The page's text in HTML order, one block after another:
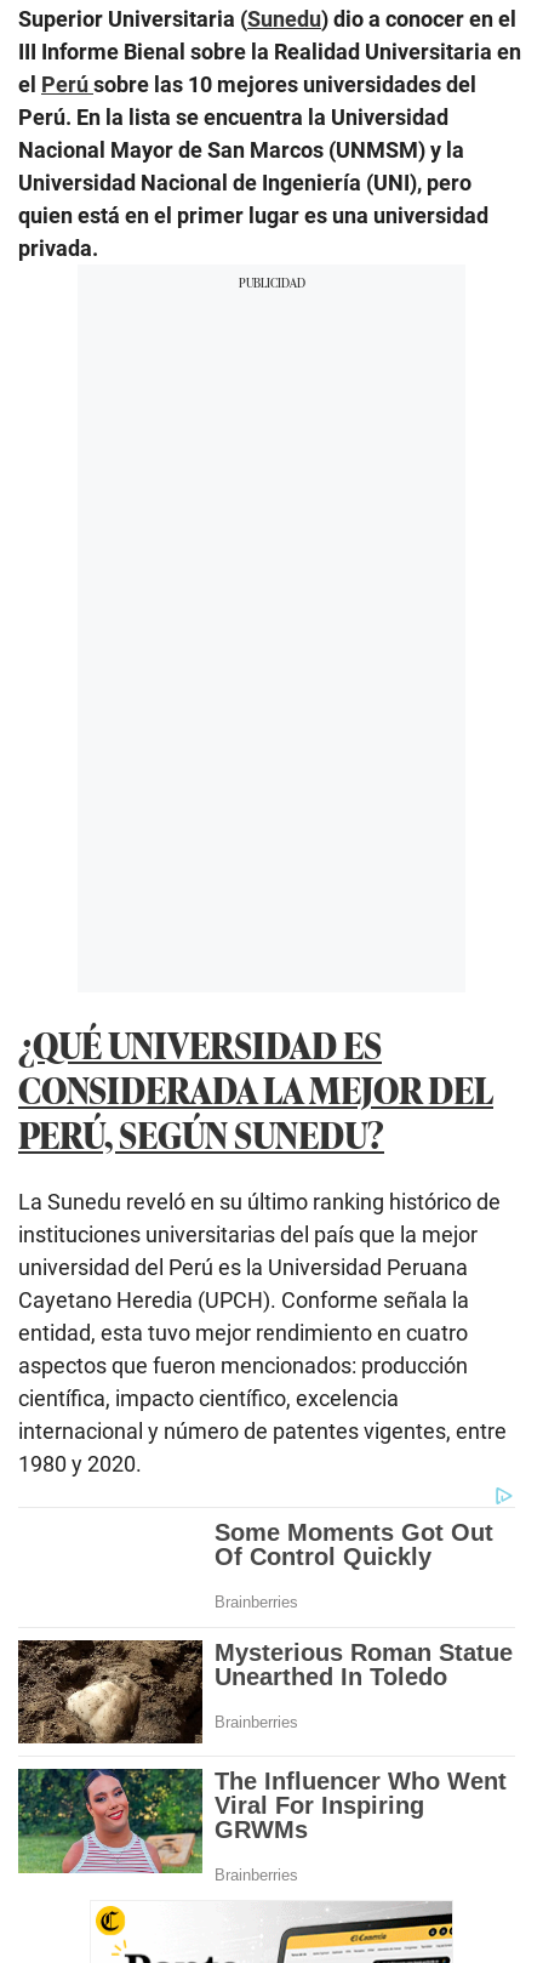
Superior Universitaria (Sunedu) dio a conocer en el
III Informe Bienal sobre la Realidad Universitaria en
el Perúsobre las 10 mejores universidades del
Perú. En la lista se encuentra la Universidad
Nacional Mayor de San Marcos (UNMSM) y la
Universidad Nacional de Ingeniería (UNI), pero
quien está en el primer lugar es una universidad
privada.
¿QUÉ UNIVERSIDAD ES
CONSIDERADA LA MEJOR DEL
PERÚ, SEGÚN SUNEDU?
La Sunedu reveló en su último ranking histórico de
instituciones universitarias del país que la mejor
universidad del Perú es la Universidad Peruana
Cayetano Heredia (UPCH). Conforme señala la
entidad, esta tuvo mejor rendimiento en cuatro
aspectos que fueron mencionados: producción
científica, impacto científico, excelencia
internacional y número de patentes vigentes, entre
1980 y 2020.